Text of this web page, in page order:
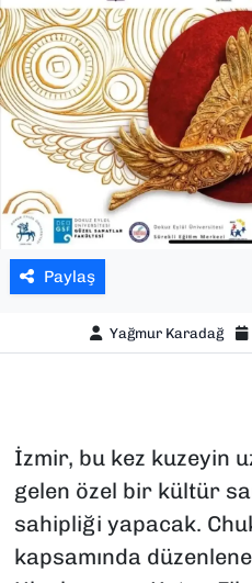
Paylaş
Yağmur Karadağ
İzmir, bu kez kuzeyin
gelen özel bir kültür
sahipliği yapacak.
kapsamında
YAŞAM
YEREL YÖNETİMLER